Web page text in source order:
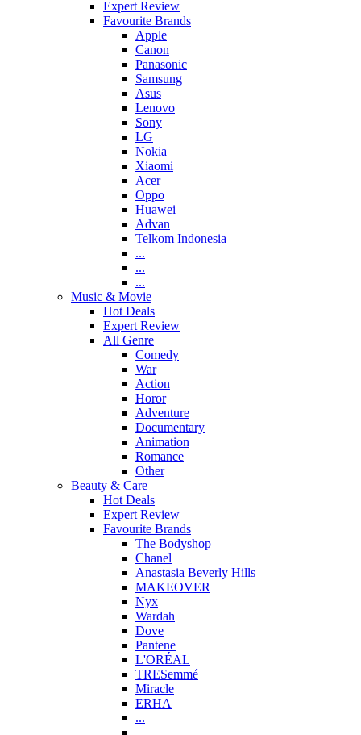
Expert Review
Favourite Brands
Apple
Canon
Panasonic
Samsung
Asus
Lenovo
Sony
LG
Nokia
Xiaomi
Acer
Oppo
Huawei
Advan
Telkom Indonesia
...
...
...
Music & Movie
Hot Deals
Expert Review
All Genre
Comedy
War
Action
Horor
Adventure
Documentary
Animation
Romance
Other
Beauty & Care
Hot Deals
Expert Review
Favourite Brands
The Bodyshop
Chanel
Anastasia Beverly Hills
MAKEOVER
Nyx
Wardah
Dove
Pantene
L'ORÉAL
TRESemmé
Miracle
ERHA
...
...